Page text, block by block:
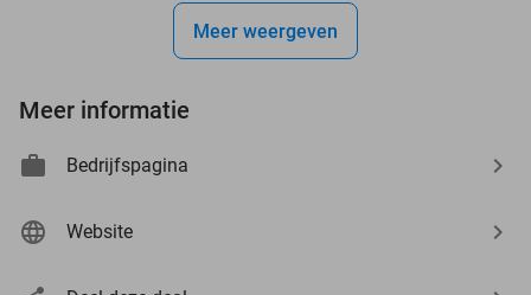
Meer weergeven
Meer informatie
Bedrijfspagina
Website